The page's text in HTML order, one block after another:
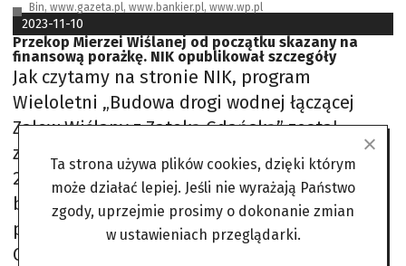
Bin, www.gazeta.pl, www.bankier.pl, www.wp.pl
2023-11-10
Przekop Mierzei Wiślanej od początku skazany na
finansową porażkę. NIK opublikował szczegóły
Jak czytamy na stronie NIK, program
Wieloletni „Budowa drogi wodnej łączącej
Zalew Wiślany z Zatoką Gdańską” został
zatwierdzony przez Radę Ministrów 24 maja
2016 roku. Jest on finansowany całkowicie z
budżetu państwa. Wykonawstwo tego
programu powierzono Urzędowi Morskiemu w
Gdyni. Głównym celem programu było
Ta strona używa plików cookies, dzięki którym
może działać lepiej. Jeśli nie wyrażają Państwo
zgody, uprzejmie prosimy o dokonanie zmian
w ustawieniach przeglądarki.